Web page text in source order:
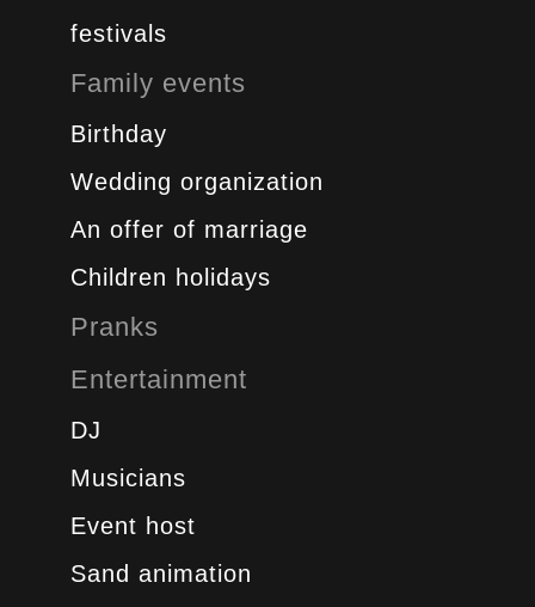
festivals
Family events
Birthday
Wedding organization
An offer of marriage
Children holidays
Pranks
Entertainment
DJ
Musicians
Event host
Sand animation